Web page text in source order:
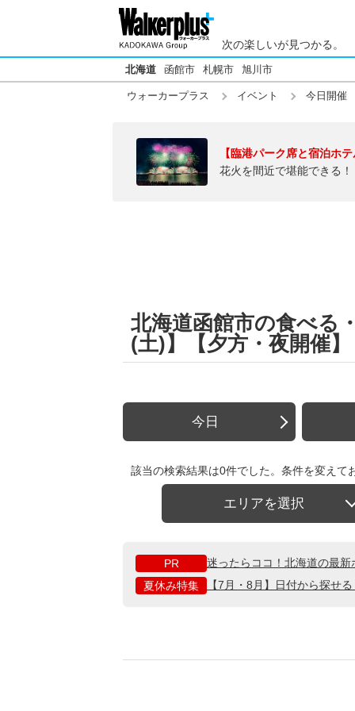
次の楽しいが見つかる。
北海道 函館市 札幌市 旭川市
ウォーカープラス イベント 今日開催
【臨港パーク席と宿泊ホ
花火を間近で堪能できる
北海道函館市の食べる
(土)】【夕方・夜開催】
今日
該当の検索結果は0件でした。条件を変えて
エリアを選択
PR
迷ったらココ！北海道の最
夏休み特集
【7月・8月】日付から探せ